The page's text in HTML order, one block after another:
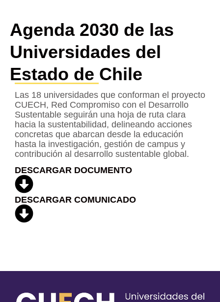
Agenda 2030 de las
Universidades del
Estado de Chile
Las 18 universidades que conforman el proyecto
CUECH, Red Compromiso con el Desarrollo
Sustentable seguirán una hoja de ruta clara
hacia la sustentabilidad, delineando acciones
concretas que abarcan desde la educación
hasta la investigación, gestión de campus y
contribución al desarrollo sustentable global.
DESCARGAR DOCUMENTO
DESCARGAR COMUNICADO